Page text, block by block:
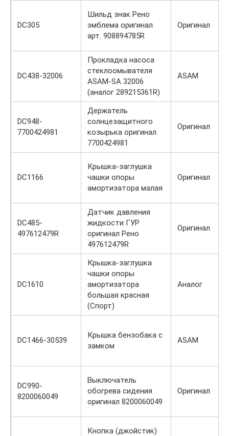
DC305
Шильд знак Рено
эмблема оригинал
арт. 908894785R
Оригинал
DC438-32006
Прокладка насоса
стеклоомывателя
ASAM-SA 32006
(аналог 289215361R)
ASAM
DC948-
7700424981
Держатель
солнцезащитного
козырька оригинал
7700424981
Оригинал
DC1166
Крышка-заглушка
чашки опоры
амортизатора малая
Оригинал
DC485-
497612479R
Датчик давления
жидкости ГУР
оригинал Рено
497612479R
Оригинал
DC1610
Крышка-заглушка
чашки опоры
амортизатора
большая красная
(Спорт)
Аналог
DC1466-30539
Крышка бензобака с
замком
ASAM
DC990-
8200060049
Выключатель
обогрева сидения
оригинал 8200060049
Оригинал
Кнопка (джойстик)